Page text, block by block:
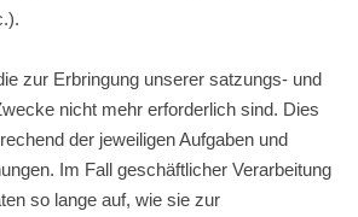
zur Erbringung unserer satzungs- und
nicht mehr erforderlich sind. Dies
der jeweiligen Aufgaben und
Im Fall geschäftlicher Verarbeitung
so lange auf, wie sie zur